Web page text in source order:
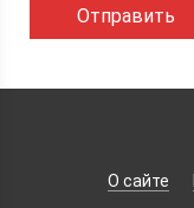
О сайте